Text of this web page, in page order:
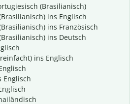
(Brasilianisch)
ins Englisch
ins Französisch
ins Deutsch
ins Englisch
Englisch